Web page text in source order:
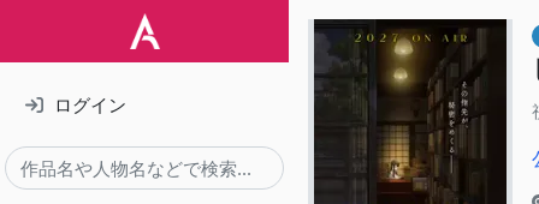
ログイン